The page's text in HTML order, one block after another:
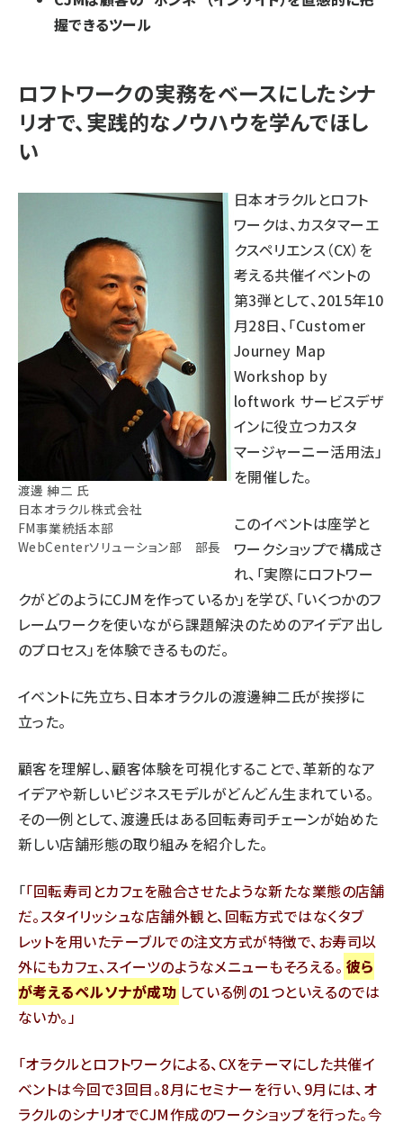
握できるツール
ロフトワークの実務をベースにしたシナ
リオで、実践的なノウハウを学んでほし
い
渡邊 紳二 氏
日本オラクル株式会社
FM事業統括本部
WebCenterソリューション部 部長
日本オラクルとロフト
ワークは、カスタマーエ
クスペリエンス（CX）を
考える共催イベントの
第3弾として、2015年10
月28日、「Customer
Journey Map
Workshop by
loftwork サービスデザ
インに役立つカスタ
マージャーニー活用法 」
を開催した。
このイベントは座学と
ワークショップで構成さ
れ、「実際にロフトワー
クがどのようにCJMを作っているか」を学び、「いくつかのフ
レームワークを使いながら課題解決のためのアイデア出し
のプロセス」を体験できるものだ。
イベントに先立ち、日本オラクルの渡邊紳二氏が挨拶に
立った。
顧客を理解し、顧客体験を可視化することで、革新的なア
イデアや新しいビジネスモデルがどんどん生まれている。
その一例として、渡邊氏はある回転寿司チェーンが始めた
新しい店舗形態の取り組みを紹介した。
「 回転寿司とカフェを融合させたような新たな業態の店舗
だ。スタイリッシュな店舗外観と、回転方式ではなくタブ
レットを用いたテーブルでの注文方式が特徴で、お寿司以
外にもカフェ、スイーツのようなメニューもそろえる。 彼ら
が考えるペルソナが成功 している例の1つといえるのでは
ないか。
オラクルとロフトワークによる、CXをテーマにした共催イ
ベントは今回で3回目。8月にセミナーを行い、9月には、オ
ラクルのシナリオでCJM作成のワークショップを行った。今